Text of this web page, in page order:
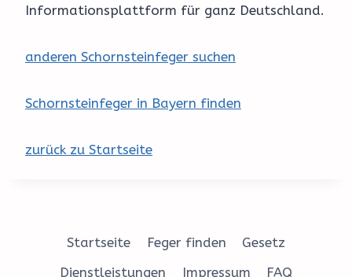
Informationsplattform für ganz Deutschland.
anderen Schornsteinfeger suchen
Schornsteinfeger in Bayern finden
zurück zu Startseite
Startseite Feger finden
Gesetz
Dienstleistungen
Impressum FAQ